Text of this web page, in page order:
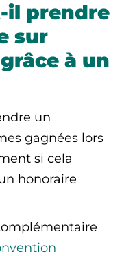
il prendre
sur
à un
un
gagnées lors
si cela
honoraire